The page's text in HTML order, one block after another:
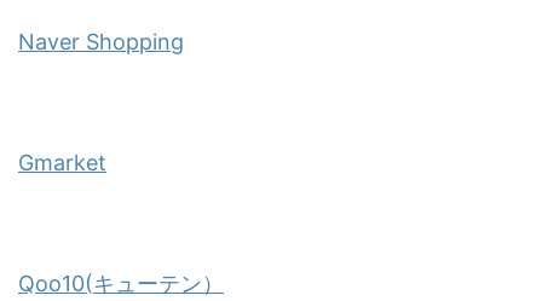
Naver Shopping
Gmarket
Qoo10(キューテン）